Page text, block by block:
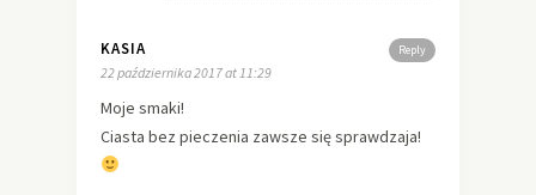
Reply
KASIA
22 października 2017 at 11:29
Moje smaki!
Ciasta bez pieczenia zawsze się sprawdzaja!